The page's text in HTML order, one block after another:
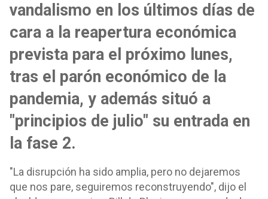
vandalismo en los últimos días de
cara a la reapertura económica
prevista para el próximo lunes,
tras el parón económico de la
pandemia, y además situó a
"principios de julio" su entrada en
la fase 2.
"La disrupción ha sido amplia, pero no dejaremos
que nos pare, seguiremos reconstruyendo", dijo el